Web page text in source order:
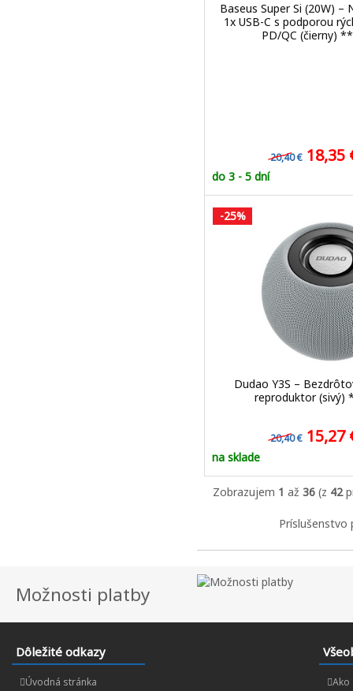
Baseus Super Si (20W) –
1x USB-C s podporou
PD/QC (čierny)
20,40 € 18,35
do 3 - 5 dní
-25%
Dudao Y3S –
reproduktor (sivý)
20,40 € 15,27
na sklade
Zobrazujem 1 až 36 (z 42
Príslušenstvo
Možnosti platby
Dôležité odkazy
Úvodná stránka
Ako